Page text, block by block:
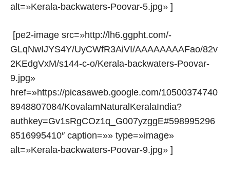
alt=»Kerala-backwaters-Poovar-5.jpg» ]
[pe2-image src=»http://lh6.ggpht.com/-
GLqNwIJYS4Y/UyCWfR3AiVI/AAAAAAAAFao/82v
2KEdgVxM/s144-c-o/Kerala-backwaters-Poovar-
9.jpg»
href=»https://picasaweb.google.com/10500374740
8948807084/KovalamNaturalKeralaIndia?
authkey=Gv1sRgCOz1q_G007yzggE#598995296
8516995410″ caption=»» type=»image»
alt=»Kerala-backwaters-Poovar-9.jpg» ]